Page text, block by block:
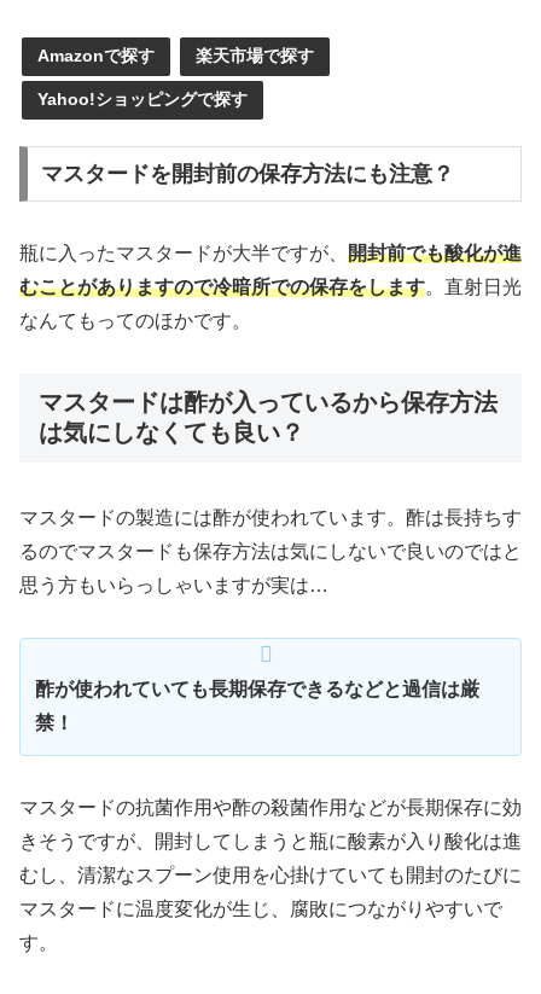
Amazonで探す 楽天市場で探す
Yahoo!ショッピングで探す
マスタードを開封前の保存方法にも注意？
瓶に入ったマスタードが大半ですが、 開封前でも酸化が進
むことがありますので冷暗所での保存をします。直射日光
なんてもってのほかです。
マスタードは酢が入っているから保存方法
は気にしなくても良い？
マスタードの製造には酢が使われています。酢は長持ちす
るのでマスタードも保存方法は気にしないで良いのではと
思う方もいらっしゃいますが実は…
酢が使われていても長期保存できるなどと過信は厳
禁！
マスタードの抗菌作用や酢の殺菌作用などが長期保存に効
きそうですが、開封してしまうと瓶に酸素が入り酸化は進
むし、清潔なスプーン使用を心掛けていても開封のたびに
マスタードに温度変化が生じ、腐敗につながりやすいで
す。